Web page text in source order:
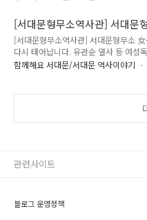
濟)’로 쓰다가 조선 세종 이후부터 홍제
합니다. 상류지역에서는 세검정..
1. 자주독립국가임을 선언 - 독립문 - 독
략 야욕에 맞서 자주, 민권, 자강의 의지
의 상징물입니다. 1895년 2월, 미국에
弼)박사가 독립협회를 중심으로 사대
恩門)을 헐고, 1896년 7월부터 최초로
[서대문형무소역사관] 서대문
대로 복원되어 다시 태어납니
[서대문형무소역사관] 서대문형무소
다시 태어납니다. 유관순 열사 등 여성
서대문형무소내 여옥사가 복원을 마치
구치소로 운영할 당시 철거되었죠.
에는 유관순 열사의 유족 김정애 여사 등
함께해요 서대문/서대문 역사이야기
블로그 운영정책
관련사이트